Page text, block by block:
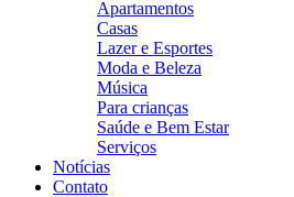
Apartamentos
Casas
Lazer e Esportes
Moda e Beleza
Música
Para crianças
Saúde e Bem Estar
Serviços
Notícias
Contato